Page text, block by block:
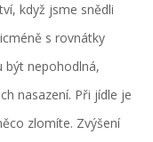
když jsme snědli
s rovnátky
být nepohodlná,
nasazení. Při jídle je
zlomíte. Zvýšení